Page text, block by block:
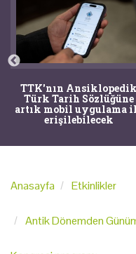
TTK'nın Ansiklopedik
Türk Tarih Sözlüğüne
artık mobil uygulama
erişilebilecek
Anasayfa Etkinlikler
Antik Dönemden